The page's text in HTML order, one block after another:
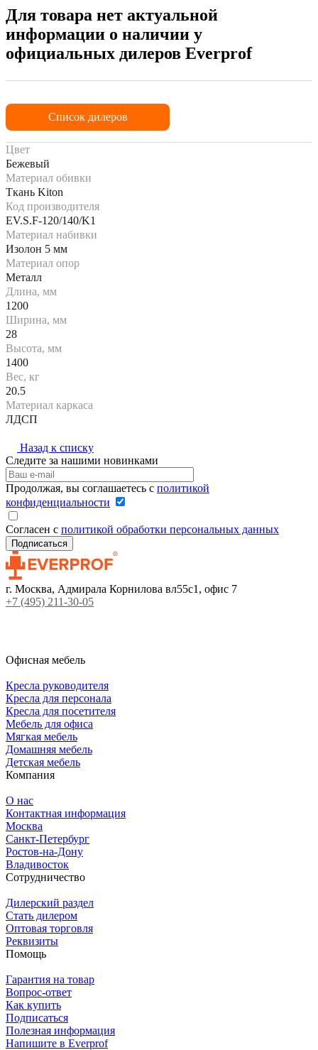
Для товара нет актуальной
информации о наличии у
официальных дилеров Everprof
Список дилеров
Цвет
Бежевый
Материал обивки
Ткань Kiton
Код производителя
EV.S.F-120/140/K1
Материал набивки
Изолон 5 мм
Материал опор
Металл
Длина, мм
1200
Ширина, мм
28
Высота, мм
1400
Вес, кг
20.5
Материал каркаса
ЛДСП
Назад к списку
Следите за нашими новинками
Продолжая, вы соглашаетесь с политикой
конфиденциальности
Согласен с политикой обработки персональных данных
г. Москва, Адмирала Корнилова вл55с1, офис 7
+7 (495) 211-30-05
Офисная мебель
Кресла руководителя
Кресла для персонала
Кресла для посетителя
Мебель для офиса
Мягкая мебель
Домашняя мебель
Детская мебель
Компания
О нас
Контактная информация
Москва
Санкт-Петербург
Ростов-на-Дону
Владивосток
Сотрудничество
Дилерский раздел
Стать дилером
Оптовая торговля
Реквизиты
Помощь
Гарантия на товар
Вопрос-ответ
Как купить
Подписаться
Полезная информация
Напишите в Everprof